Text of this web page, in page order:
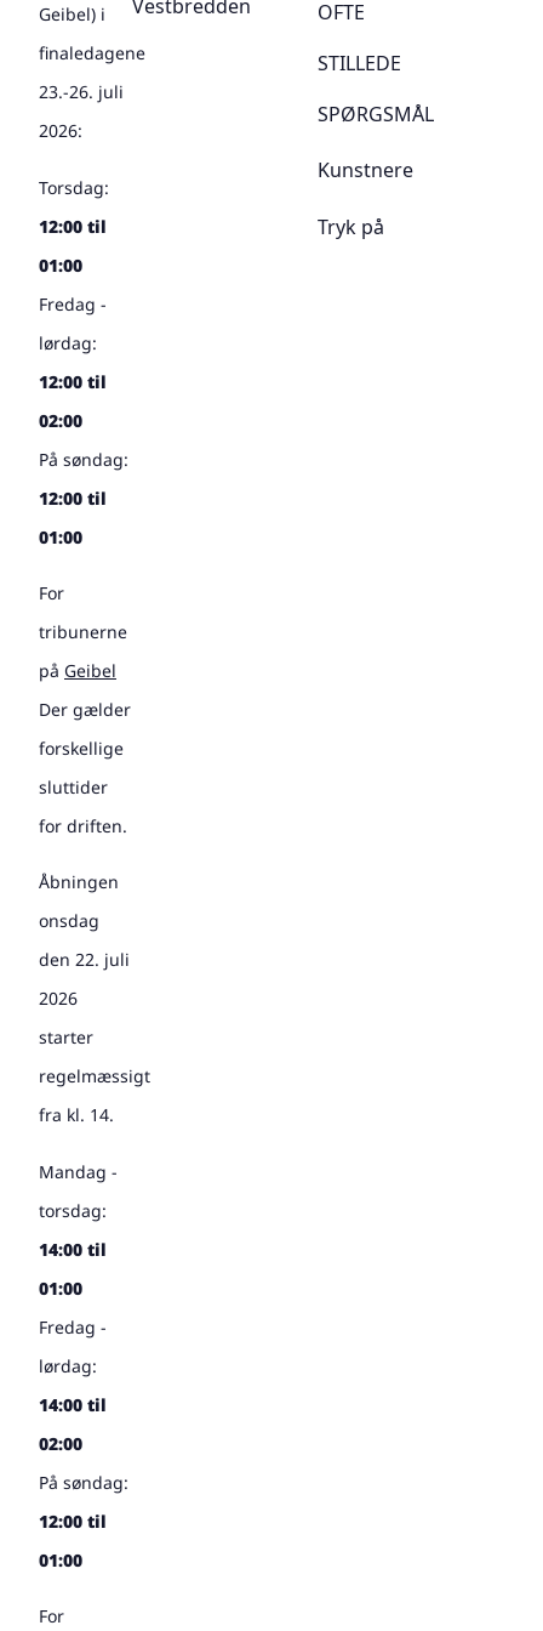
Geibel) i
finaledagene
23.-26. juli
2026:
Torsdag:
12:00 til
01:00
Fredag -
lørdag:
12:00 til
02:00
På søndag:
12:00 til
01:00
For
tribunerne
på Geibel
Der gælder
forskellige
sluttider
for driften.
Åbningen
onsdag
den 22. juli
2026
starter
regelmæssigt
fra kl. 14.
Mandag -
torsdag:
14:00 til
01:00
Fredag -
lørdag:
14:00 til
02:00
På søndag:
12:00 til
01:00
For
Vestbredden
OFTE
STILLEDE
SPØRGSMÅL
Kunstnere
Tryk på